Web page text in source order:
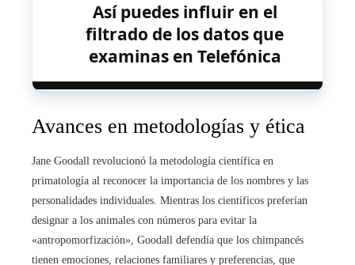
Así puedes influir en el
filtrado de los datos que
examinas en Telefónica
Avances en metodologías y ética
Jane Goodall revolucionó la metodología científica en
primatología al reconocer la importancia de los nombres y las
personalidades individuales. Mientras los científicos preferían
designar a los animales con números para evitar la
«antropomorfización», Goodall defendía que los chimpancés
tienen emociones, relaciones familiares y preferencias, que